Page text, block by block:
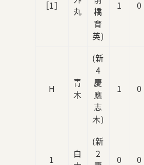
［1］
丸
橋
育
英)
1 0
H
青
木
(新
4
慶
應
志
木)
1 0
1
白
(新
2
0 0